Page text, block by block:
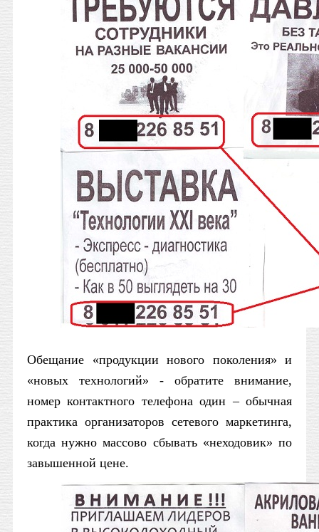
Обещание «продукции нового поколения» и
«новых технологий» - обратите внимание,
номер контактного телефона один – обычная
практика организаторов сетевого маркетинга,
когда нужно массово сбывать «неходовик» по
завышенной цене.